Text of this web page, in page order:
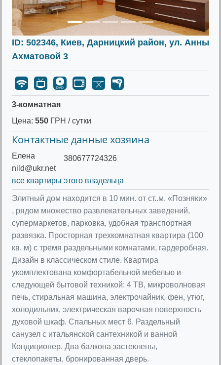
ID: 502346, Киев, Дарницкий район, ул. Анны
Ахматовой 3
3-комнатная
Цена: 550 ГРН / сутки
Контактные данные хозяина
Елена
nild@ukr.net
380677724326
все квартиры этого владельца
Элитный дом находится в 10 мин. от ст..м. «Позняки»
, рядом множество развлекательных заведений,
супермаркетов, парковка, удобная транспортная
развязка. Просторная трехкомнатная квартира (100
кв. м) с тремя раздельными комнатами, гардеробная.
Дизайн в классическом стиле. Квартира
укомплектована комфортабельной мебелью и
следующей бытовой техникой: 4 ТВ, микроволновая
печь, стиральная машина, электрочайник, фен, утюг,
холодильник, электрическая варочная поверхность
духовой шкаф. Спальных мест 6. Раздельный
санузел с итальянской сантехникой и ванной
Кондиционер. Два балкона застеклены,
стеклопакеты, бронированная дверь.